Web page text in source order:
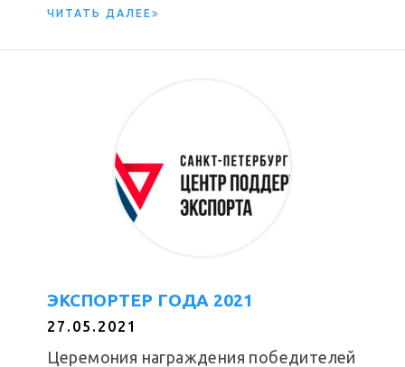
ЧИТАТЬ ДАЛЕЕ
ЭКСПОРТЕР ГОДА 2021
27.05.2021
Церемония награждения победителей